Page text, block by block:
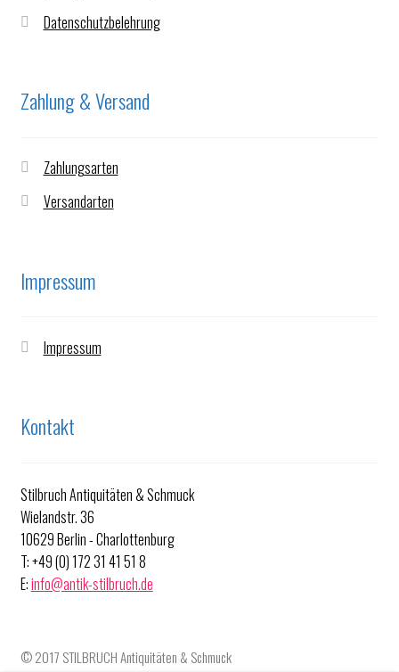
Datenschutzbelehrung
Zahlung & Versand
Zahlungsarten
Versandarten
Impressum
Impressum
Kontakt
Stilbruch Antiquitäten & Schmuck
Wielandstr. 36
10629 Berlin - Charlottenburg
T: +49 (0) 172 31 41 51 8
E:info@antik-stilbruch.de